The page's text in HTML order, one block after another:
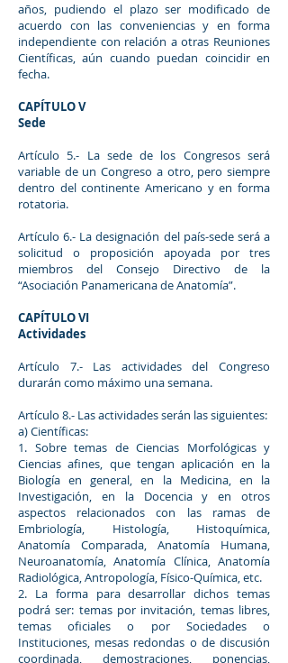
años, pudiendo el plazo ser modificado de
acuerdo con las conveniencias y en forma
independiente con relación a otras Reuniones
Científicas, aún cuando puedan coincidir en
fecha.
CAPÍTULO V
Sede
Artículo 5.- La sede de los Congresos será
variable de un Congreso a otro, pero siempre
dentro del continente Americano y en forma
rotatoria.
Artículo 6.- La designación del país-sede será a
solicitud o proposición apoyada por tres
miembros del Consejo Directivo de la
“Asociación Panamericana de Anatomía”.
CAPÍTULO VI
Actividades
Artículo 7.- Las actividades del Congreso
durarán como máximo una semana.
Artículo 8.- Las actividades serán las siguientes:
a) Científicas:
1. Sobre temas de Ciencias Morfológicas y
Ciencias afines, que tengan aplicación en la
Biología en general, en la Medicina, en la
Investigación, en la Docencia y en otros
aspectos relacionados con las ramas de
Embriología, Histología, Histoquímica,
Anatomía Comparada, Anatomía Humana,
Neuroanatomía, Anatomía Clínica, Anatomía
Radiológica, Antropología, Físico-Química, etc.
2. La forma para desarrollar dichos temas
podrá ser: temas por invitación, temas libres,
temas oficiales o por Sociedades o
Instituciones, mesas redondas o de discusión
coordinada, demostraciones, ponencias,